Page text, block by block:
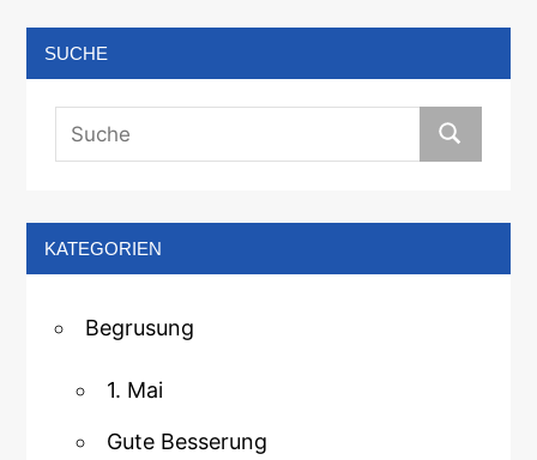
SUCHE
KATEGORIEN
Begrusung
1. Mai
Gute Besserung